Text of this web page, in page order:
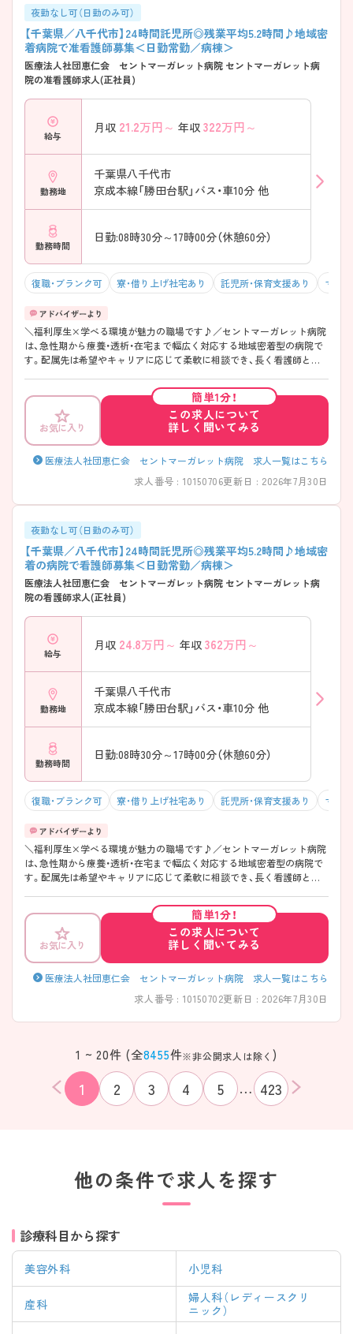
条件を
クリア
検索する
夜勤なし可（日勤のみ可）
【千葉県／八千代市】24時間託児所◎残業平均5.2時間♪地域密
着病院で准看護師募集＜日勤常勤／病棟＞
医療法人社団恵仁会 セントマーガレット病院 セントマーガレット病
院の准看護師求人(正社員)
給与
月収 21.2万円～ 年収 322万円～
勤務地
千葉県八千代市
京成本線「勝田台駅」バス・車10分 他
勤務時間
日勤:08時30分～17時00分（休憩60分）
復職・ブランク可 寮・借り上げ社宅あり 託児所・保育支援あり マイ
＼福利厚生×学べる環境が魅力の職場です♪／セントマーガレット病院
は、急性期から療養・透析・在宅まで幅広く対応する地域密着型の病院で
す。配属先は希望やキャリアに応じて柔軟に相談でき、長く看護師とし
や外部研修、eラーニングなどを組み合わせてスキルアップをサポート。
職場は「お互い様」の風土が根付いており、人間関係も良好で長く働くス
タッフが多数。残業も少なく、有給取得もしやすい環境で、24時間託児所
や寮、送迎バスなど福利厚生も手厚く、ライフスタイルに合わせて安心し
て働き続けられる職場です。 ――――――――――――――― ■ 「無理
なく長く」が叶う環境 ――――――――――――――― 働きやすさを重
残業は月平均5.2時間と少なめ ・産休育休復帰率100％ → プライベートと
仕事のバランスを大切にできます ――――――――――――――― ■
託児所完備で子育て世代を応援！ ・生後6ヶ月～小学校3年生まで利用可
能（延長可） ・食育やイベントなど保育内容も充実 ・有給・子の看護休暇は
2時間単位で取得可能 ・近隣幼稚園の送迎バスルートに設定ができ、二重
保育も可能 → 子育てと両立しながら安心して働けます
――――――――――――――― ■ 福利厚生が充実！
――――――――――――――― 安心して働ける制度がしっかり整っ
ています。 ・寮あり／マイカー通勤OK（駐車場100円/日） ・無料送迎バス
→ 生活面までしっかり支えてくれる環境です
――――――――――――――― ■ 教育体制もばっちり整備♪
――――――――――――――― 着実にスキルアップできる仕組みで
す。 ・院内研修（年4～5回）＋外部研修 ・eラーニングは24時間スマホ視聴
OK ・OJTとOFF-JTをバランスよく実施 → 未経験・ブランクのある方も
安心です ――――――――――――――― ■ 資格取得・成長もしっか
り応援 ――――――――――――――― スキルアップを全面的にバッ
クアップ。 ・外部研修費は病院負担（出勤扱い） ・看護協会費の補助あり ・
資格取得の実績多数あり → 将来を見据えて成長できる環境です
――――――――――――――― ■ 幅広く学べる地域医療
――――――――――――――― 多様な医療を経験できる環境です。 ・
急性期～療養・透析・在宅まで対応 ・配属相談や異動も柔軟に対応 → ス
キルアップとキャリアの幅が広がります
――――――――――――――― ■ 人間関係◎あたたかい職場
――――――――――――――― 長く働く方が多い理由のひとつです。
・「お互い様」の風土で助け合う文化 ・相談しやすい風通しの良さ → 転職
後も安心してなじめる環境です （2026年情報）
お気に入り
簡単1分！
この求人について
詳しく聞いてみる
医療法人社団恵仁会 セントマーガレット病院 求人一覧はこちら
求人番号 : 10150706更新日 : 2026年7月30日
夜勤なし可（日勤のみ可）
【千葉県／八千代市】24時間託児所◎残業平均5.2時間♪地域密
着の病院で看護師募集＜日勤常勤／病棟＞
医療法人社団恵仁会 セントマーガレット病院 セントマーガレット病
院の看護師求人(正社員)
給与
月収 24.8万円～ 年収 362万円～
勤務地
千葉県八千代市
京成本線「勝田台駅」バス・車10分 他
勤務時間
日勤:08時30分～17時00分（休憩60分）
復職・ブランク可 寮・借り上げ社宅あり 託児所・保育支援あり マイ
＼福利厚生×学べる環境が魅力の職場です♪／セントマーガレット病院
は、急性期から療養・透析・在宅まで幅広く対応する地域密着型の病院で
す。配属先は希望やキャリアに応じて柔軟に相談でき、長く看護師とし
や外部研修、eラーニングなどを組み合わせてスキルアップをサポート。
職場は「お互い様」の風土が根付いており、人間関係も良好で長く働くス
タッフが多数。残業も少なく、有給取得もしやすい環境で、24時間託児所
や寮、送迎バスなど福利厚生も手厚く、ライフスタイルに合わせて安心し
て働き続けられる職場です。 ――――――――――――――― ■ 「無理
なく長く」が叶う環境 ――――――――――――――― 働きやすさを重
残業は月平均5.2時間と少なめ ・産休育休復帰率100％ → プライベートと
仕事のバランスを大切にできます ――――――――――――――― ■
託児所完備で子育て世代を応援！ ・生後6ヶ月～小学校3年生まで利用可
能（延長可） ・食育やイベントなど保育内容も充実 ・有給・子の看護休暇は
2時間単位で取得可能 ・近隣幼稚園の送迎バスルートに設定ができ、二重
保育も可能 → 子育てと両立しながら安心して働けます
――――――――――――――― ■ 福利厚生が充実！
――――――――――――――― ■ 教育体制もばっちり整備♪
――――――――――――――― 着実にスキルアップできる仕組みで
す。 ・院内研修（年4～5回）＋外部研修 ・eラーニングは24時間スマホ視聴
安心です ――――――――――――――― ■ 資格取得・成長もしっか
り応援 ――――――――――――――― スキルアップを全面的にバッ
資格取得の実績多数あり → 将来を見据えて成長できる環境です
――――――――――――――― ■ 幅広く学べる地域医療
――――――――――――――― 多様な医療を経験できる環境です。 ・
急性期～療養・透析・在宅まで対応 ・配属相談や異動も柔軟に対応 → ス
お気に入り
簡単1分！
この求人について
詳しく聞いてみる
医療法人社団恵仁会 セントマーガレット病院 求人一覧はこちら
求人番号 : 10150702更新日 : 2026年7月30日
1 ~ 20件 (全8455件※非公開求人は除く )
1 2 3 4 5 … 423
他の条件で求人を探す
診療科目から探す
美容外科 小児科
産科
婦人科（レディースクリ
ニック）